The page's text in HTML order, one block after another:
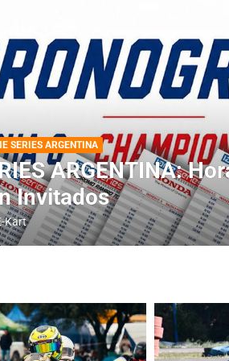
CENTRAL RMC BUENOS AIRES
AIRES: Cerró
Baradero
Kart